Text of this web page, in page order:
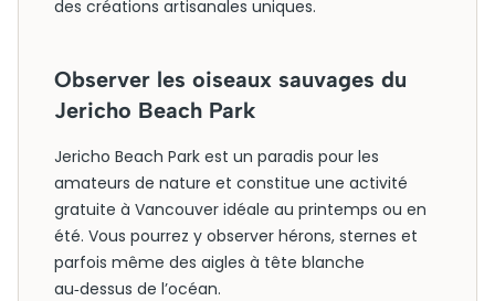
des créations artisanales uniques.
Observer les oiseaux sauvages du
Jericho Beach Park
Jericho Beach Park est un paradis pour les
amateurs de nature et constitue une activité
gratuite à Vancouver idéale au printemps ou en
été. Vous pourrez y observer hérons, sternes et
parfois même des aigles à tête blanche
au‑dessus de l’océan.